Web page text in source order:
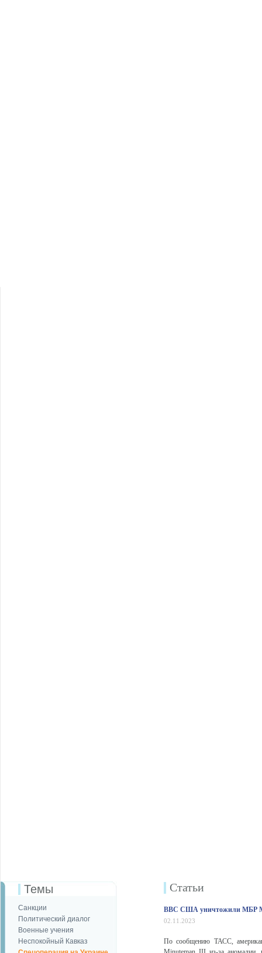
Темы
Санкции
Политический диалог
Военные учения
Неспокойный Кавказ
Статьи
ВВС США уничтожили МБР
02.11.2023
По сообщению ТАСС,